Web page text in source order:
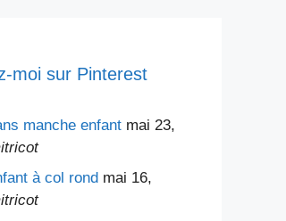
moi sur Pinterest
manche enfant mai 23,
à col rond mai 16,